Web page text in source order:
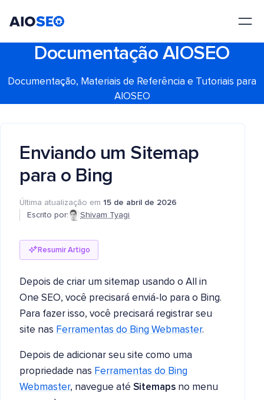
Documentação AIOSEO
Documentação, Materiais de Referência e Tutoriais para
AIOSEO
Enviando um Sitemap
para o Bing
Última atualização em 15 de abril de 2026
Escrito por:
Shivam Tyagi
Resumir Artigo
Depois de criar um sitemap usando o All in
One SEO, você precisará enviá-lo para o Bing.
Para fazer isso, você precisará registrar seu
site nas Ferramentas do Bing Webmaster.
Depois de adicionar seu site como uma
propriedade nas Ferramentas do Bing
Webmaster, navegue até Sitemaps no menu